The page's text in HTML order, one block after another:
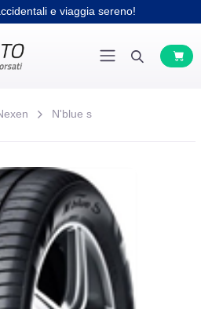
e viaggia sereno!
N'blue s